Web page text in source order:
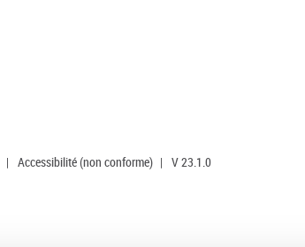
| Accessibilité (non conforme) | V 23.1.0